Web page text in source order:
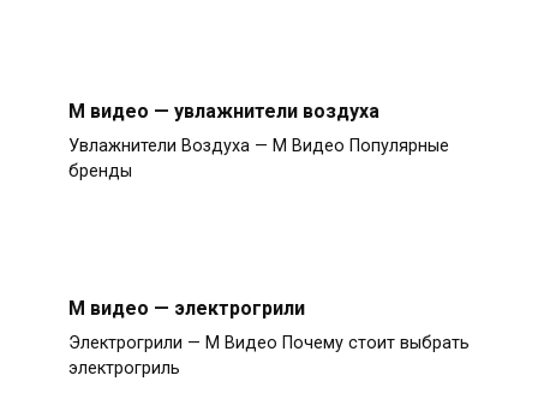
М видео — увлажнители воздуха
Увлажнители Воздуха — М Видео Популярные
бренды
М видео — электрогрили
Электрогрили — М Видео Почему стоит выбрать
электрогриль